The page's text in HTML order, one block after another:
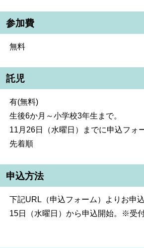
参加費
無料
託児
有(無料)
生後6か月～小学校3年生まで。
11月26日（水曜日）までに申込フォ
先着順
申込方法
下記URL（申込フォーム）よりお申
15日（水曜日）から申込開始。※受